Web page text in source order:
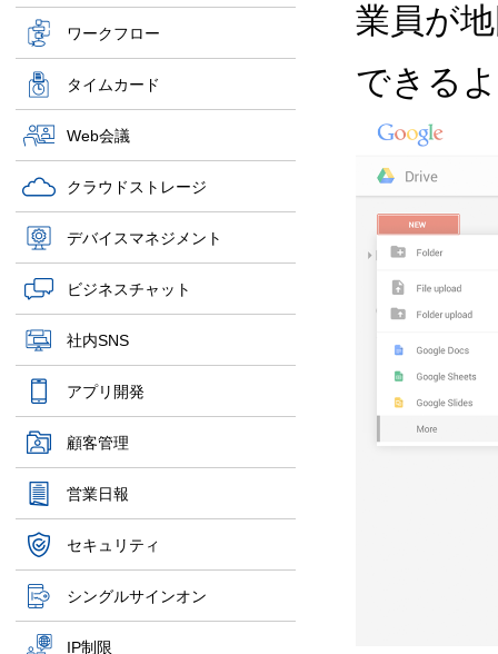
ワークフロー
タイムカード
Web会議
クラウドストレージ
デバイスマネジメント
ビジネスチャット
社内SNS
アプリ開発
顧客管理
営業日報
セキュリティ
シングルサインオン
IP制限
業員が
できる